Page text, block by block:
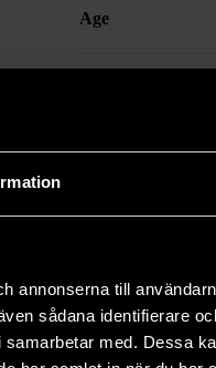
annonserna till
sådana identifierare
med. Dessa
Age
Produkten